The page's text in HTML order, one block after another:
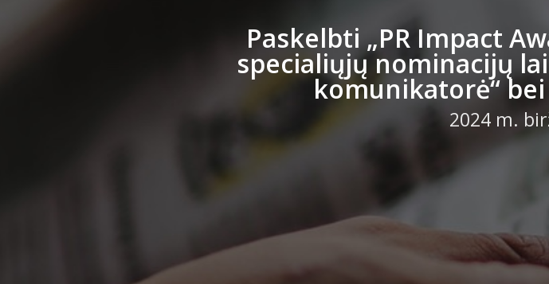
Paskelbti „PR Impact
specialiųjų nominacijų
komunikatorė“
2024 m.